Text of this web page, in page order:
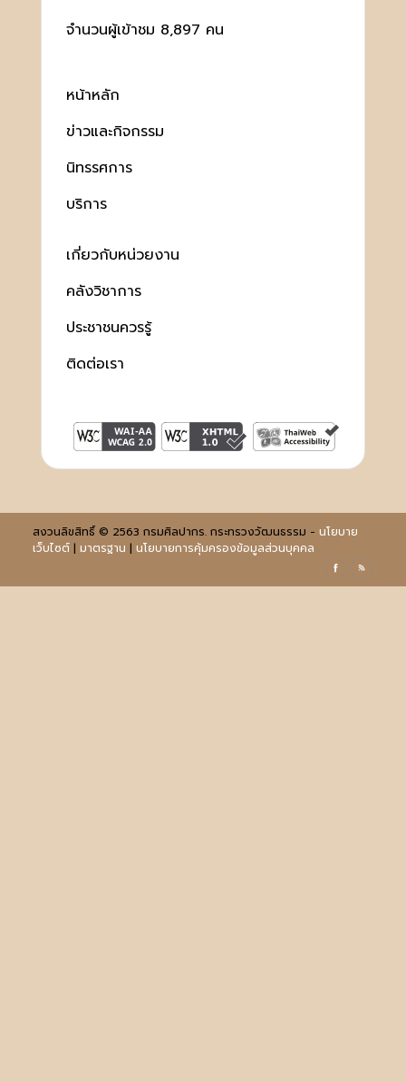
จำนวนผู้เข้าชม 8,897 คน
หน้าหลัก
ข่าวและกิจกรรม
นิทรรศการ
บริการ
เกี่ยวกับหน่วยงาน
คลังวิชาการ
ประชาชนควรรู้
ติดต่อเรา
สงวนลิขสิทธิ์ © 2563 กรมศิลปากร. กระทรวงวัฒนธรรม - นโยบาย
เว็บไซต์| มาตรฐาน | นโยบายการคุ้มครองข้อมูลส่วนบุคคล